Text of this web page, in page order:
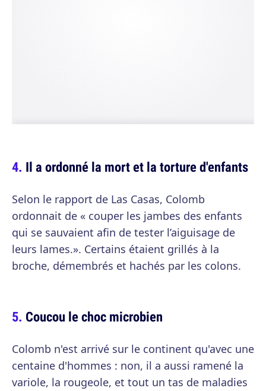
Il a ordonné la mort et la torture d'enfants
Selon le rapport de Las Casas, Colomb
ordonnait de « couper les jambes des enfants
qui se sauvaient afin de tester l’aiguisage de
leurs lames.». Certains étaient grillés à la
broche, démembrés et hachés par les colons.
Coucou le choc microbien
Colomb n'est arrivé sur le continent qu'avec une
centaine d'hommes : non, il a aussi ramené la
variole, la rougeole, et tout un tas de maladies